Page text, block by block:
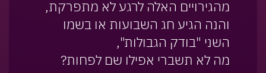
מהגירויים האלה לרגע לא מתפרקת,
והנה הגיע חג השבועות או בשמו
השני "בודק הגבולות",
מה לא תשברי אפילו שם לפחות?